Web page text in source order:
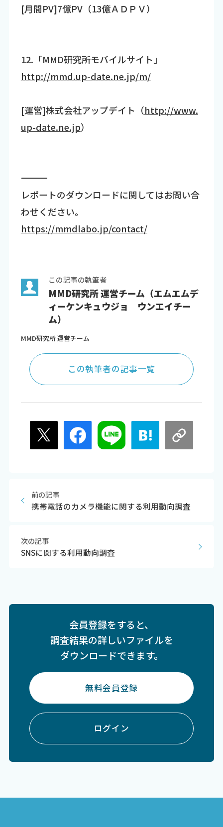
[月間PV]7億PV（13億ＡＤＰＶ）
12.「MMD研究所モバイルサイト」
http://mmd.up-date.ne.jp/m/
[運営]株式会社アップデイト（http://www.
up-date.ne.jp）
―――――――――――――――――――――――――――――――――――
レポートのダウンロードに関してはお問い合
わせください。
https://mmdlabo.jp/contact/
この記事の執筆者
MMD研究所 運営チーム（エムエムデ
ィーケンキュウジョ ウンエイチー
ム）
MMD研究所 運営チーム
この執筆者の記事一覧
前の記事
携帯電話のカメラ機能に関する利用動向調査
次の記事
SNSに関する利用動向調査
会員登録をすると、
調査結果の詳しいファイルを
ダウンロードできます。
無料会員登録
ログイン